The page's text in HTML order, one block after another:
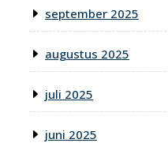
september 2025
augustus 2025
juli 2025
juni 2025